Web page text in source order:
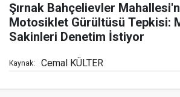
Şırnak Bahçelievler
Motosiklet Gürültüsü Tepkisi:
Sakinleri Denetim İstiyor
Kaynak: Cemal KÜLTER